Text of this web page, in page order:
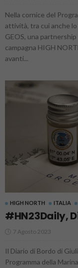
Nella cornice del
attività, tra cui anche
GEOS, una
campagna HIGH
avanti...
HIGH NORTH ITALIA
#HN23Daily,
7 Agosto 2023
Il Diario di Bordo di
Programma della